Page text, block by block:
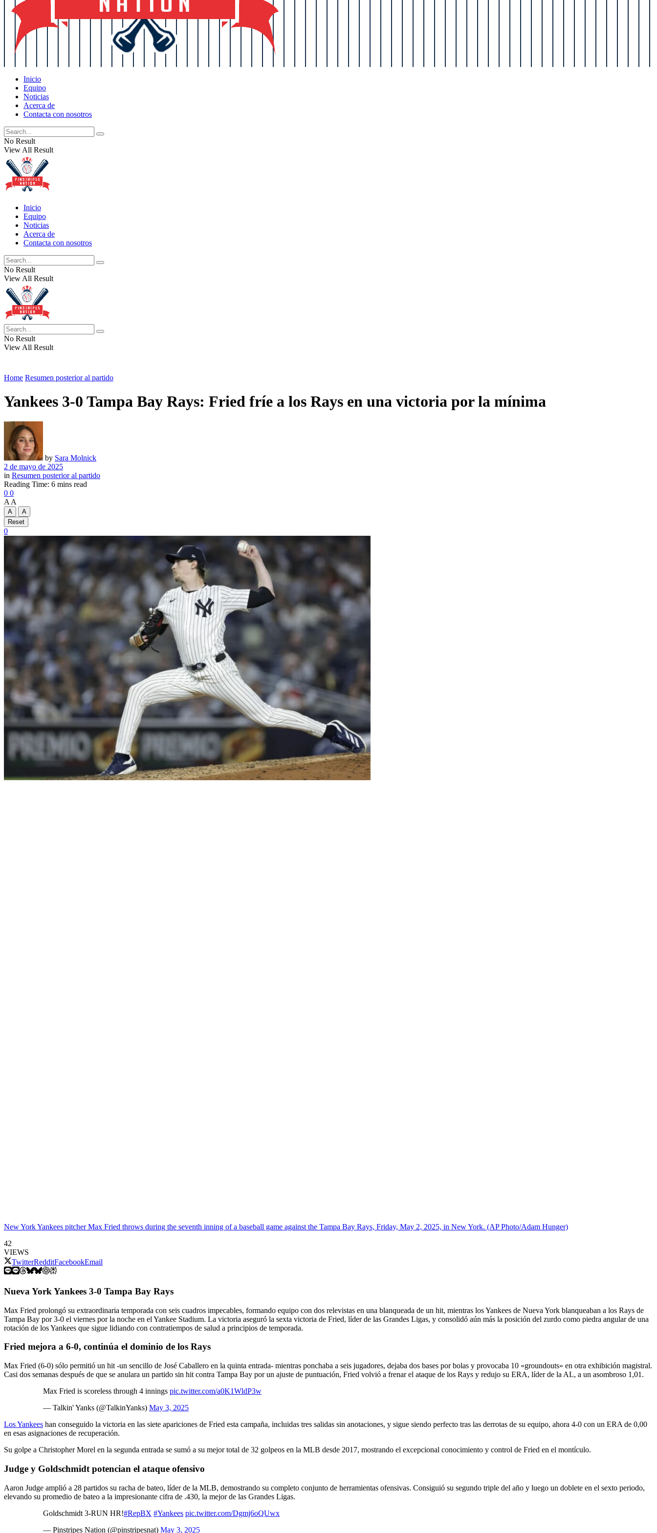
Inicio
Equipo
Noticias
Acerca de
Contacta con nosotros
No Result
View All Result
Inicio
Equipo
Noticias
Acerca de
Contacta con nosotros
No Result
View All Result
No Result
View All Result
Home Resumen posterior al partido
Yankees 3-0 Tampa Bay Rays: Fried fríe a los Rays en una victoria por la mínima
by Sara Molnick
2 de mayo de 2025
in Resumen posterior al partido
Reading Time: 6 mins read
0 0
A A
A
A
Reset
0
New York Yankees pitcher Max Fried throws during the seventh inning of a baseball game against the Tampa Bay Rays, Friday, May 2, 2025, in New York. (AP Photo/Adam Hunger)
42
VIEWS
TwitterRedditFacebookEmail
Nueva York Yankees 3-0 Tampa Bay Rays
Max Fried prolongó su extraordinaria temporada con seis cuadros impecables, formando equipo con dos relevistas en una blanqueada de un hit, mientras los Yankees de Nueva York blanqueaban a los Rays de
Tampa Bay por 3-0 el viernes por la noche en el Yankee Stadium. La victoria aseguró la sexta victoria de Fried, líder de las Grandes Ligas, y consolidó aún más la posición del zurdo como piedra angular de una
rotación de los Yankees que sigue lidiando con contratiempos de salud a principios de temporada.
Fried mejora a 6-0, continúa el dominio de los Rays
Max Fried (6-0) sólo permitió un hit -un sencillo de José Caballero en la quinta entrada- mientras ponchaba a seis jugadores, dejaba dos bases por bolas y provocaba 10 «groundouts» en otra exhibición magistral.
Casi dos semanas después de que se anulara un partido sin hit contra Tampa Bay por un ajuste de puntuación, Fried volvió a frenar el ataque de los Rays y redujo su ERA, líder de la AL, a un asombroso 1,01.
Max Fried is scoreless through 4 innings pic.twitter.com/a0K1WldP3w
— Talkin' Yanks (@TalkinYanks) May 3, 2025
Los Yankees han conseguido la victoria en las siete apariciones de Fried esta campaña, incluidas tres salidas sin anotaciones, y sigue siendo perfecto tras las derrotas de su equipo, ahora 4-0 con un ERA de 0,00
en esas asignaciones de recuperación.
Su golpe a Christopher Morel en la segunda entrada se sumó a su mejor total de 32 golpeos en la MLB desde 2017, mostrando el excepcional conocimiento y control de Fried en el montículo.
Judge y Goldschmidt potencian el ataque ofensivo
Aaron Judge amplió a 28 partidos su racha de bateo, líder de la MLB, demostrando su completo conjunto de herramientas ofensivas. Consiguió su segundo triple del año y luego un doblete en el sexto periodo,
elevando su promedio de bateo a la impresionante cifra de .430, la mejor de las Grandes Ligas.
Goldschmidt 3-RUN HR!#RepBX #Yankees pic.twitter.com/Dgmj6oQUwx
— Pinstripes Nation (@pinstripesnat) May 3, 2025